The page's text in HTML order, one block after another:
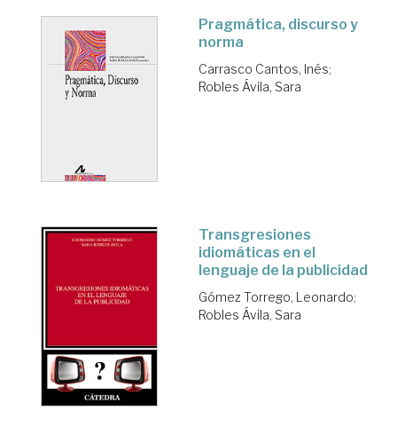
Pragmática, discurso y
norma
Carrasco Cantos, Inés;
Robles Ávila, Sara
Transgresiones
idiomáticas en el
lenguaje de la publicidad
Gómez Torrego, Leonardo;
Robles Ávila, Sara